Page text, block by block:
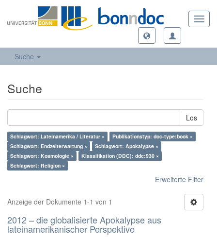
Suche
Suche
Los
Schlagwort: Lateinamerika / Literatur ×
Publikationstyp: doc-type:book ×
Schlagwort: Endzeiterwartung ×
Schlagwort: Apokalypse ×
Schlagwort: Kosmologie ×
Klassifikation (DDC): ddc:930 ×
Schlagwort: Religion ×
Erweiterte Filter
Anzeige der Dokumente 1-1 von 1
2012 – die globalisierte Apokalypse aus
lateinamerikanischer Perspektive